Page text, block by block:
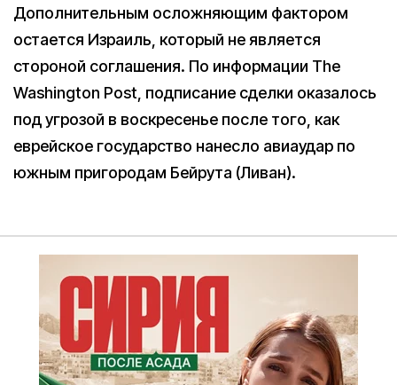
Дополнительным осложняющим фактором
остается Израиль, который не является
стороной соглашения. По информации The
Washington Post, подписание сделки оказалось
под угрозой в воскресенье после того, как
еврейское государство нанесло авиаудар по
южным пригородам Бейрута (Ливан).